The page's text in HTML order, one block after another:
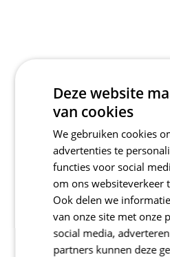
Deze website
van cookies
We gebruiken cookies
advertenties te
functies voor social
om ons websiteverkeer
Ook delen we
van onze site met onze
social media,
partners kunnen deze